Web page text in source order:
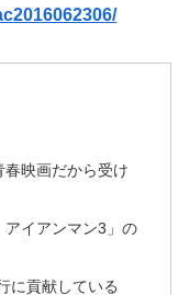
春映画だから受け
アイアンマン3」の
に貢献している